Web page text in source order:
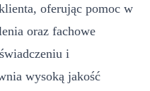
oferując pomoc w
oraz fachowe
i
wysoką jakość